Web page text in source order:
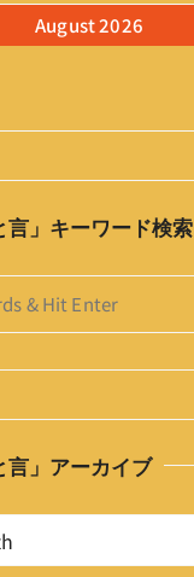
August 2026
言」キーワード検索
言」アーカイブ